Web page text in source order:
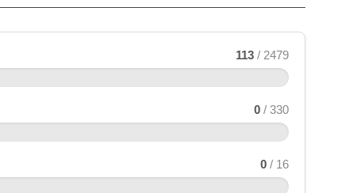
113 / 2479
0 / 330
0 / 16